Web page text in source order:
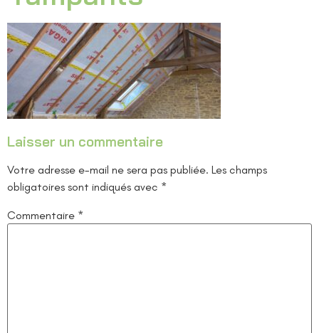
Laisser un commentaire
Votre adresse e-mail ne sera pas publiée. Les champs
obligatoires sont indiqués avec *
Commentaire *